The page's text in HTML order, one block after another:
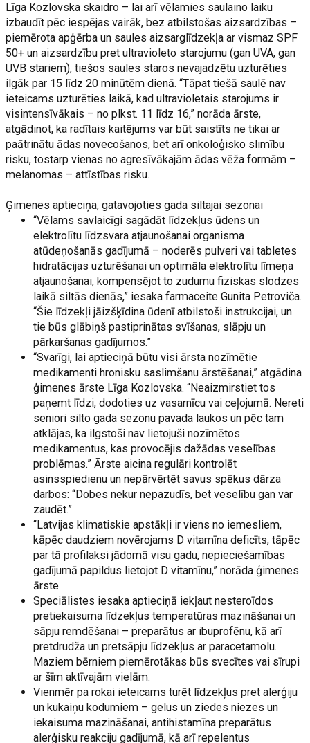
Līga Kozlovska skaidro – lai arī vēlamies saulaino laiku
izbaudīt pēc iespējas vairāk, bez atbilstošas aizsardzības –
piemērota apģērba un saules aizsarglīdzekļa ar vismaz SPF
50+ un aizsardzību pret ultravioleto starojumu (gan UVA, gan
UVB stariem), tiešos saules staros nevajadzētu uzturēties
ilgāk par 15 līdz 20 minūtēm dienā. “Tāpat tiešā saulē nav
ieteicams uzturēties laikā, kad ultravioletais starojums ir
visintensīvākais – no plkst. 11 līdz 16,” norāda ārste,
atgādinot, ka radītais kaitējums var būt saistīts ne tikai ar
paātrinātu ādas novecošanos, bet arī onkoloģisko slimību
risku, tostarp vienas no agresīvākajām ādas vēža formām –
melanomas – attīstības risku.
Ģimenes aptieciņa, gatavojoties gada siltajai sezonai
“Vēlams savlaicīgi sagādāt līdzekļus ūdens un
elektrolītu līdzsvara atjaunošanai organisma
atūdeņošanās gadījumā – noderēs pulveri vai tabletes
hidratācijas uzturēšanai un optimāla elektrolītu līmeņa
atjaunošanai, kompensējot to zudumu fiziskas slodzes
laikā siltās dienās,” iesaka farmaceite Gunita Petroviča.
“Šie līdzekļi jāizšķīdina ūdenī atbilstoši instrukcijai, un
tie būs glābiņš pastiprinātas svīšanas, slāpju un
pārkaršanas gadījumos.”
“Svarīgi, lai aptieciņā būtu visi ārsta nozīmētie
medikamenti hronisku saslimšanu ārstēšanai,” atgādina
ģimenes ārste Līga Kozlovska. “Neaizmirstiet tos
paņemt līdzi, dodoties uz vasarnīcu vai ceļojumā. Nereti
seniori silto gada sezonu pavada laukos un pēc tam
atklājas, ka ilgstoši nav lietojuši nozīmētos
medikamentus, kas provocējis dažādas veselības
problēmas.” Ārste aicina regulāri kontrolēt
asinsspiedienu un nepārvērtēt savus spēkus dārza
darbos: “Dobes nekur nepazudīs, bet veselību gan var
zaudēt.”
“Latvijas klimatiskie apstākļi ir viens no iemesliem,
kāpēc daudziem novērojams D vitamīna deficīts, tāpēc
par tā profilaksi jādomā visu gadu, nepieciešamības
gadījumā papildus lietojot D vitamīnu,” norāda ģimenes
ārste.
Speciālistes iesaka aptieciņā iekļaut nesteroīdos
pretiekaisuma līdzekļus temperatūras mazināšanai un
sāpju remdēšanai – preparātus ar ibuprofēnu, kā arī
pretdrudža un pretsāpju līdzekļus ar paracetamolu.
Maziem bērniem piemērotākas būs svecītes vai sīrupi
ar šīm aktīvajām vielām.
Vienmēr pa rokai ieteicams turēt līdzekļus pret alerģiju
un kukaiņu kodumiem – gelus un ziedes niezes un
iekaisuma mazināšanai, antihistamīna preparātus
alerģisku reakciju gadījumā, kā arī repelentus